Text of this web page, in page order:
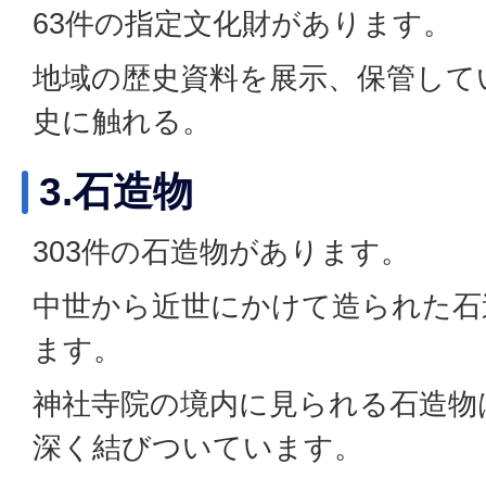
63件の指定文化財があります。
地域の歴史資料を展示、保管し
史に触れる。
3.石造物
303件の石造物があります。
中世から近世にかけて造られた
ます。
神社寺院の境内に見られる石造
深く結びついています。